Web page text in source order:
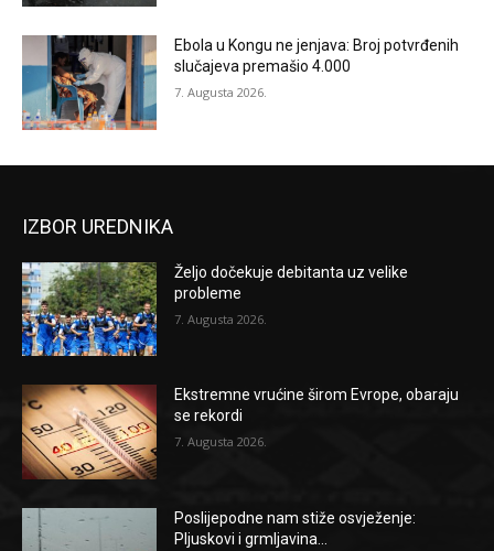
Ebola u Kongu ne jenjava: Broj potvrđenih
slučajeva premašio 4.000
7. Augusta 2026.
IZBOR UREDNIKA
Željo dočekuje debitanta uz velike
probleme
7. Augusta 2026.
Ekstremne vrućine širom Evrope, obaraju
se rekordi
7. Augusta 2026.
Poslijepodne nam stiže osvježenje:
Pljuskovi i grmljavina...